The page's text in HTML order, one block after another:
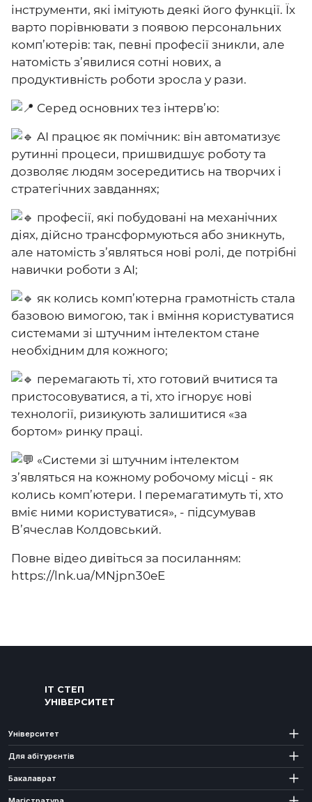
інструменти, які імітують деякі його функції. Їх
варто порівнювати з появою персональних
комп’ютерів: так, певні професії зникли, але
натомість з’явилися сотні нових, а
продуктивність роботи зросла у рази.
Серед основних тез інтерв’ю:
AI працює як помічник: він автоматизує
рутинні процеси, пришвидшує роботу та
дозволяє людям зосередитись на творчих і
стратегічних завданнях;
професії, які побудовані на механічних
діях, дійсно трансформуються або зникнуть,
але натомість з’являться нові ролі, де потрібні
навички роботи з AI;
як колись комп’ютерна грамотність стала
базовою вимогою, так і вміння користуватися
системами зі штучним інтелектом стане
необхідним для кожного;
перемагають ті, хто готовий вчитися та
пристосовуватися, а ті, хто ігнорує нові
технології, ризикують залишитися «за
бортом» ринку праці.
«Системи зі штучним інтелектом
з’являться на кожному робочому місці - як
колись комп’ютери. І перемагатимуть ті, хто
вміє ними користуватися», - підсумував
В’ячеслав Колдовський.
Повне відео дивіться за посиланням:
https://lnk.ua/MNjpn30eE
ІТ СТЕП
УНІВЕРСИТЕТ
Університет
Для абітурєнтів
Бакалаврат